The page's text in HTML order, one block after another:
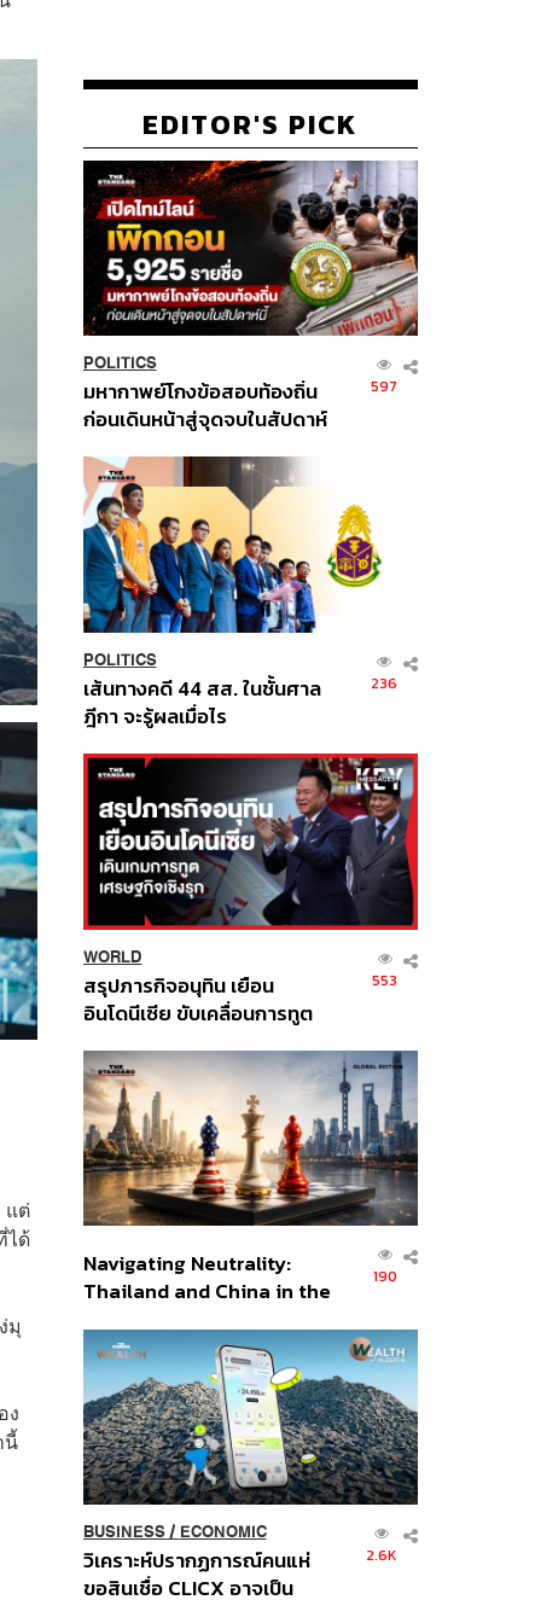
แต่
ได้
มุ
ง
นี้
EDITOR'S PICK
POLITICS
มหากาพย์โกงข้อสอบท้องถิ่น
ก่อนเดินหน้าสู่จุดจบในสัปดาห์
597
POLITICS
เส้นทางคดี 44 สส. ในชั้นศาล
ฎีกา จะรู้ผลเมื่อไร
236
WORLD
สรุปภารกิจอนุทิน เยือน
อินโดนีเซีย ขับเคลื่อนการทูต
ส่วนยุทธศาสตร์ไทย –
อินโดนีเซีย
553
Navigating Neutrality:
Thailand and China in the
Order
190
BUSINESS/ ECONOMIC
วิเคราะห์ปรากฏการณ์คนแห่
ขอสินเชื่อ CLICX อาจเป็น
2.6K